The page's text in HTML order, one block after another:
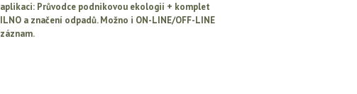
aplikaci: Průvodce podnikovou ekologií + komplet
ILNO a značení odpadů. Možno i ON-LINE/OFF-LINE
záznam.